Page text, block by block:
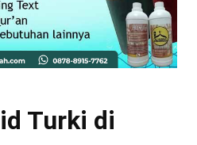
Turki di